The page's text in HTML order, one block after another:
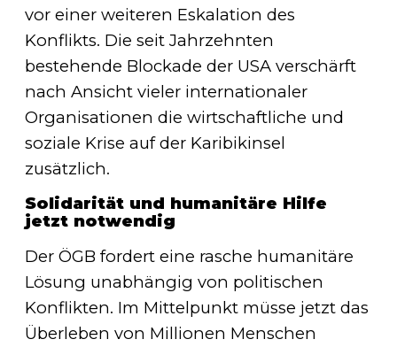
vor einer weiteren Eskalation des
Konflikts. Die seit Jahrzehnten
bestehende Blockade der USA verschärft
nach Ansicht vieler internationaler
Organisationen die wirtschaftliche und
soziale Krise auf der Karibikinsel
zusätzlich.
Solidarität und humanitäre Hilfe
jetzt notwendig
Der ÖGB fordert eine rasche humanitäre
Lösung unabhängig von politischen
Konflikten. Im Mittelpunkt müsse jetzt das
Überleben von Millionen Menschen